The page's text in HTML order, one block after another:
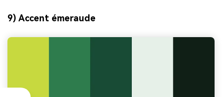
9) Accent émeraude